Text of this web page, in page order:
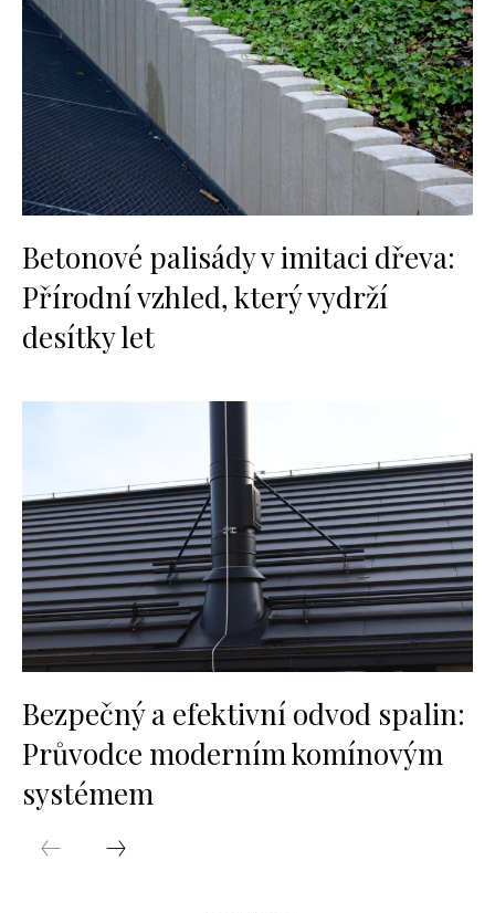
Betonové palisády v imitaci dřeva:
Přírodní vzhled, který vydrží
desítky let
Bezpečný a efektivní odvod spalin:
Průvodce moderním komínovým
systémem